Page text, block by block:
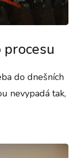
do dnešních
nevypadá tak,